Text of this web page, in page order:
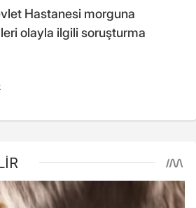
Hastanesi morguna
olayla ilgili soruşturma